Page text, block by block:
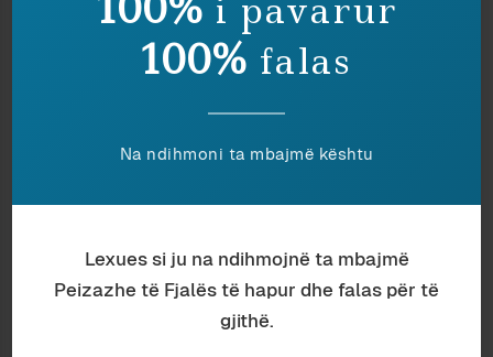
si përmasë e lirisë së fituar ose të lakmuar, sesa
si dukuri anësore e qarkullimit frenetik të parasë
në mjedise urbane ku nuk prodhohen më as
vlera materiale, as fëmijë; por vetëm raporte të
ekonomik për rishpërndarje pasurish pak a
shumë të paligjshme.
rizbuluar e femrës ishte produkt i një përpjekjeje
në mos intelektuale, të paktën estetike dhe
krijuese për t’iu afruar një vizioni a mirazhi –
i pavarur
100% falas
Na ndihmoni ta mbajmë kështu
Lexues si ju na ndihmojnë ta mbajmë
Peizazhe të Fjalës të hapur dhe falas për të
gjithë.